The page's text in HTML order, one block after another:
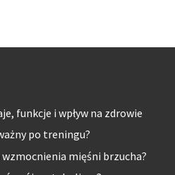
funkcje i wpływ na zdrowie
po treningu?
mięśni brzucha?